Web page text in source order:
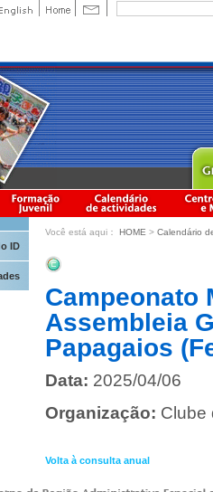
ID
Você está aqui： HOME > Calendário
Campeonato
Assembleia
Papagaios
Data: 2025/04/06
Organização: Clube
Volta à consulta anual